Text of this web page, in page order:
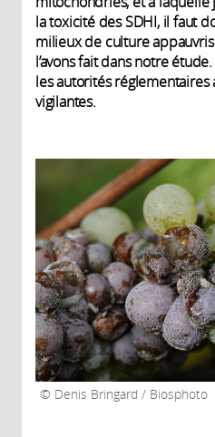
la toxicité des SDHI, il faut
milieux de culture
l’avons fait dans notre
les autorités
vigilantes.
Denis Bringard / Biosphoto